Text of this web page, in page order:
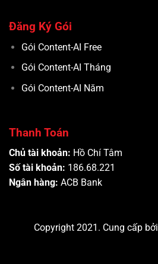
Đăng Ký Gói
Gói Content-AI Free
Gói Content-AI Tháng
Gói Content-AI Năm
Thanh Toán
Chủ tài khoản: Hồ Chí Tâm
Số tài khoản: 186.68.221
Ngân hàng: ACB Bank
Copyright 2021. Cung cấp bởi